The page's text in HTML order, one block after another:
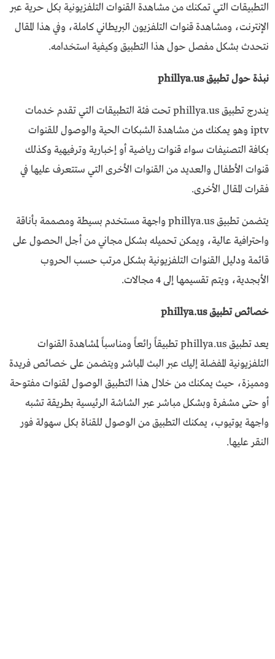
التطبيقات التي تمكنك من مشاهدة القنوات التلفزيونية بكل حرية عبر
الإنترنت، ومشاهدة قنوات التلفزيون البريطاني كاملة، وفي هذا المقال
نتحدث بشكل مفصل حول هذا التطبيق وكيفية استخدامه.
نبذة حول تطبيق phillya.us
يندرج تطبيق phillya.us تحت فئة التطبيقات التي تقدم خدمات
iptv وهو يمكنك من مشاهدة الشبكات الحية والوصول للقنوات
بكافة التصنيفات سواء قنوات رياضية أو إخبارية وترفيهية وكذلك
قنوات الأطفال والعديد من القنوات الأخرى التي ستتعرف عليها في
فقرات المقال الأخرى.
يتضمن تطبيق phillya.us واجهة مستخدم بسيطة ومصممة بأناقة
واحترافية عالية، ويمكن تحميله بشكل مجاني من أجل الحصول على
قائمة ودليل القنوات التلفزيونية بشكل مرتب حسب الحروب
الأبجدية، ويتم تقسيمها إلى 4 مجالات.
خصائص تطبيق phillya.us
يعد تطبيق phillya.us تطبيقاً رائعاً ومناسباً لمشاهدة القنوات
التلفزيونية المفضلة إليك عبر البث المباشر ويتضمن على خصائص فريدة
ومميزة، حيث يمكنك من خلال هذا التطبيق الوصول لقنوات مفتوحة
أو حتى مشفرة وبشكل مباشر عبر الشاشة الرئيسية بطريقة تشبه
واجهة يوتيوب، يمكنك التطبيق من الوصول للقناة بكل سهولة فور
النقر عليها.